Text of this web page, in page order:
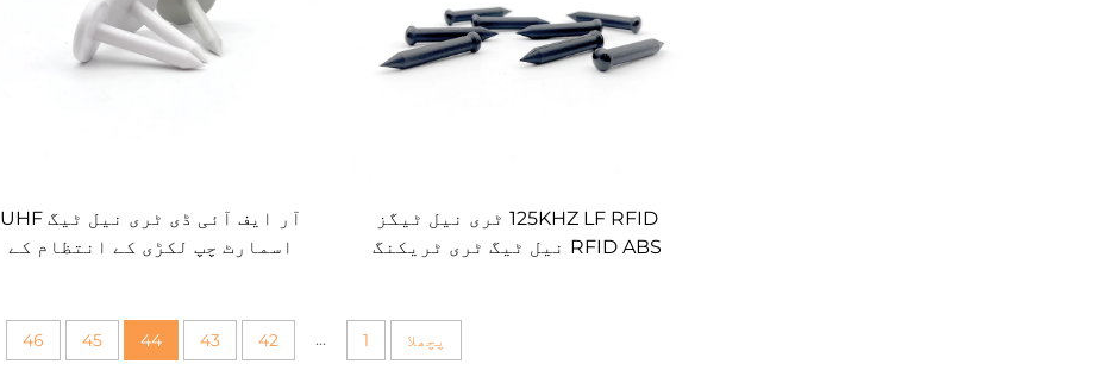
125KHZ LF RFID ٹری نیل ٹیگز
RFID ABS نیل ٹیگ ٹری ٹریکنگ
آر ایف آئی ڈی ٹری نیل ٹیگ UHF
اسمارٹ چپ لکڑی کے انتظام کے
پچھلا 1
...
42
43
44
45
46